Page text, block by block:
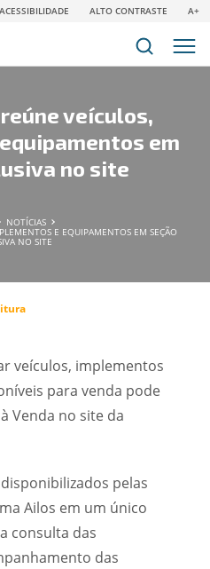
ACESSIBILIDADE ALTO CONTRASTE A+
veículos,
em
no site
NOTÍCIAS
E EQUIPAMENTOS EM SEÇÃO
NO SITE
veículos, implementos
para venda pode
Venda no site da
pelas
Ailos em um único
consulta das
das